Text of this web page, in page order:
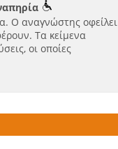
Ο αναγνώστης οφείλει
Τα κείμενα
οι οποίες